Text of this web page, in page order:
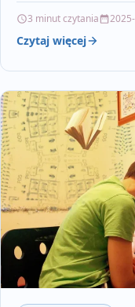
3 minut czytania
Czytaj więcej